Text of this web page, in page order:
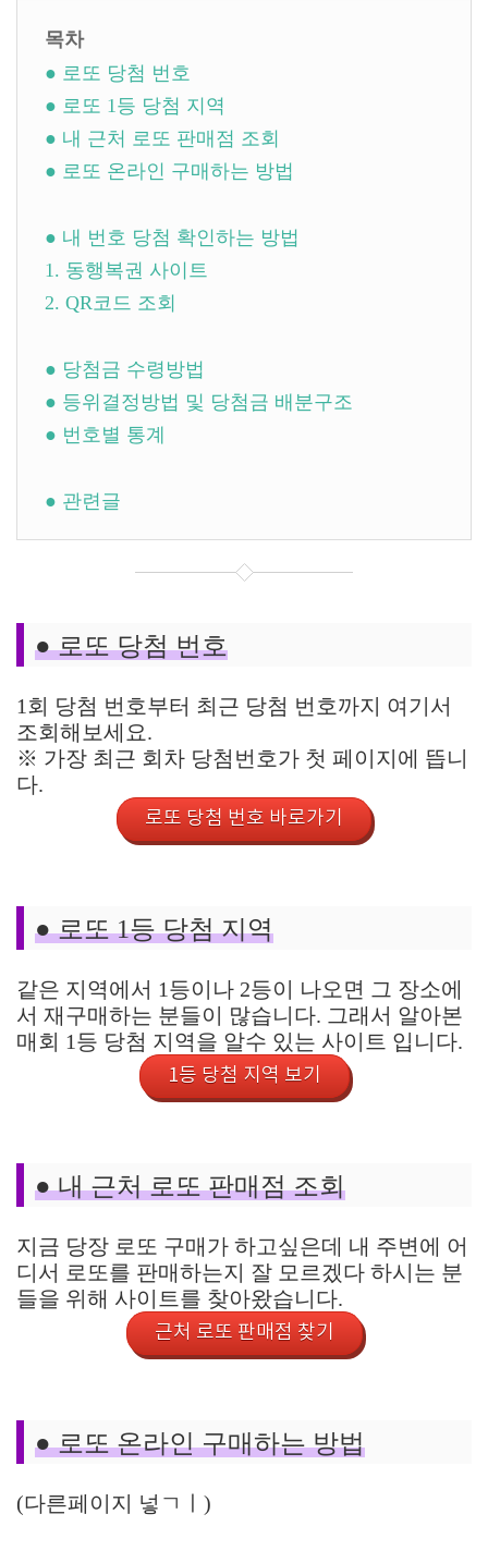
목차
● 로또 당첨 번호
● 로또 1등 당첨 지역
● 내 근처 로또 판매점 조회
● 로또 온라인 구매하는 방법
● 내 번호 당첨 확인하는 방법
1. 동행복권 사이트
2. QR코드 조회
● 당첨금 수령방법
● 등위결정방법 및 당첨금 배분구조
● 번호별 통계
● 관련글
● 로또 당첨 번호
1회 당첨 번호부터 최근 당첨 번호까지 여기서
조회해보세요.
※ 가장 최근 회차 당첨번호가 첫 페이지에 뜹니
다.
로또 당첨 번호 바로가기
● 로또 1등 당첨 지역
같은 지역에서 1등이나 2등이 나오면 그 장소에
서 재구매하는 분들이 많습니다. 그래서 알아본
매회 1등 당첨 지역을 알수 있는 사이트 입니다.
1등 당첨 지역 보기
● 내 근처 로또 판매점 조회
지금 당장 로또 구매가 하고싶은데 내 주변에 어
디서 로또를 판매하는지 잘 모르겠다 하시는 분
들을 위해 사이트를 찾아왔습니다.
근처 로또 판매점 찾기
●로또 온라인 구매하는 방법
(다른페이지 넣ㄱㅣ)